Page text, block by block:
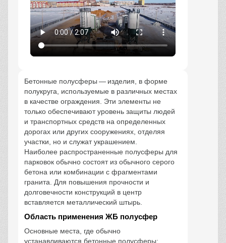
Бетонные полусферы — изделия, в форме
полукруга, используемые в различных местах
в качестве ограждения. Эти элементы не
только обеспечивают уровень защиты людей
и транспортных средств на определенных
дорогах или других сооружениях, отделяя
участки, но и служат украшением.
Наиболее распространенные полусферы для
парковок обычно состоят из обычного серого
бетона или комбинации с фрагментами
гранита. Для повышения прочности и
долговечности конструкций в центр
вставляется металлический штырь.
Область применения ЖБ полусфер
Основные места, где обычно
устанавливаются бетонные полусферы: